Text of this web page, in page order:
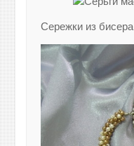
Сережки из бисера